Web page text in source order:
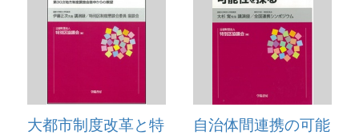
大都市制度改革と特
自治体間連携の可能